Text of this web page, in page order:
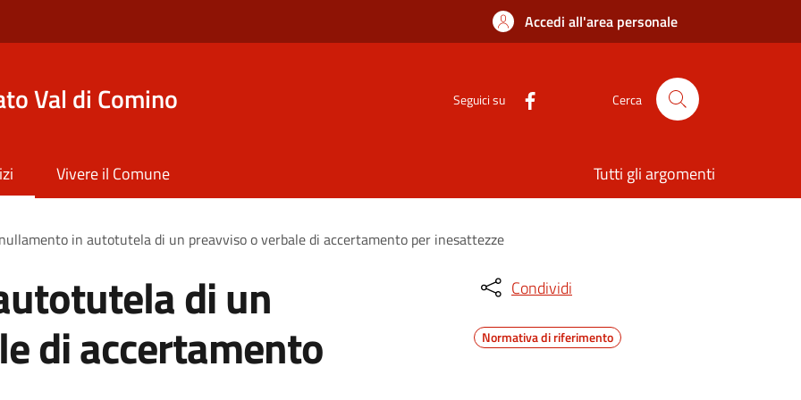
Accedi all'area personale
Val di Comino Seguici su Cerca
Vivere il Comune Tutti gli argomenti
in autotutela di un preavviso o verbale di accertamento per inesattezze
di un
di accertamento
Condividi
Normativa di riferimento